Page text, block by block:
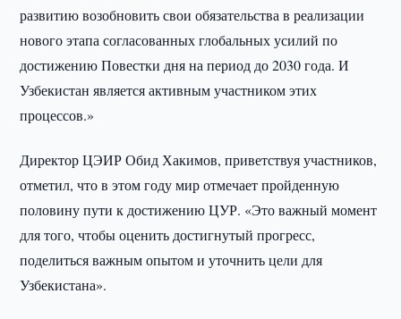
развитию возобновить свои обязательства в реализации
нового этапа согласованных глобальных усилий по
достижению Повестки дня на период до 2030 года. И
Узбекистан является активным участником этих
процессов.»
Директор ЦЭИР Обид Хакимов, приветствуя участников,
отметил, что в этом году мир отмечает пройденную
половину пути к достижению ЦУР. «Это важный момент
для того, чтобы оценить достигнутый прогресс,
поделиться важным опытом и уточнить цели для
Узбекистана».